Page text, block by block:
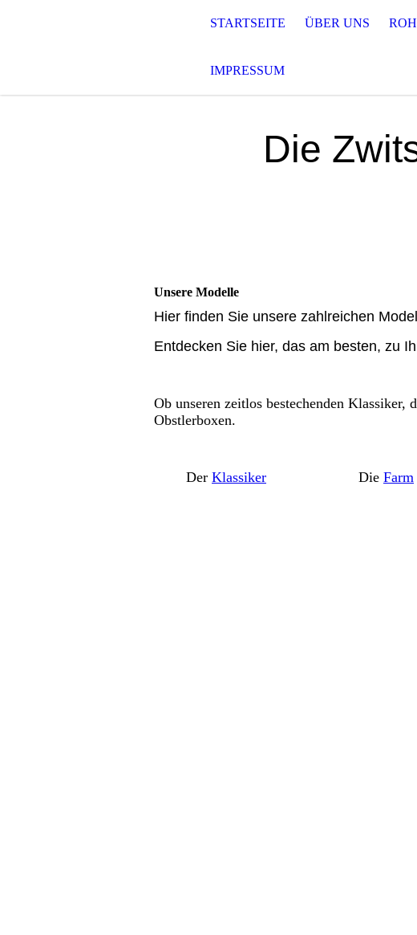
STARTSEITE ÜBER UNS
IMPRESSUM
Die
Unsere Modelle
Hier finden Sie unsere zahlreichen
Entdecken Sie hier, das am besten, zu
Ob unseren zeitlos bestechenden Klassiker,
Obstlerboxen.
Der Klassiker Die Farm